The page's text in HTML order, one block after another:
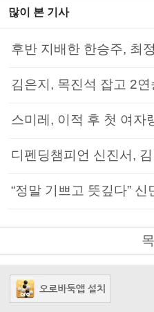
많이 본 기사
후반 지배한 한승주, 최
김은지, 목진석 잡고 2연
스미레, 이적 후 첫 여자
디펜딩챔피언 신진서,
“정말 기쁘고 뜻깊다”